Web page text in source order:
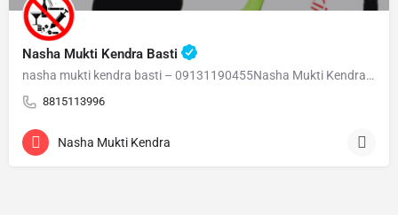
Nasha Mukti Kendra Basti
nasha mukti kendra basti – 09131190455Nasha Mukti Kendra Basti – 09131190455 Welcome to Nasha Mukti…
8815113996
Nasha Mukti Kendra